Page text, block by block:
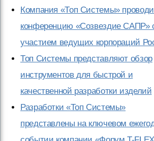
Компания «Топ Системы»
конференцию «Созвездие САПР»
участием ведущих корпораций
Топ Системы представляют обзор
инструментов для быстрой и
качественной разработки изделий
Разработки «Топ Системы»
представлены на ключевом